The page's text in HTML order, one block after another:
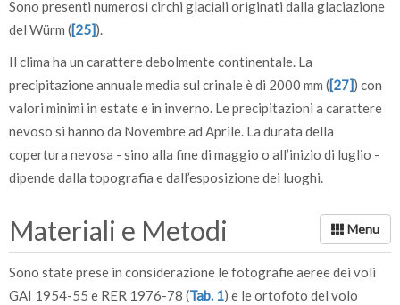
Sono presenti numerosi circhi glaciali originati dalla glaciazione
del Würm ([25]).
Il clima ha un carattere debolmente continentale. La
precipitazione annuale media sul crinale è di 2000 mm ([27]) con
valori minimi in estate e in inverno. Le precipitazioni a carattere
nevoso si hanno da Novembre ad Aprile. La durata della
copertura nevosa - sino alla fine di maggio o all’inizio di luglio -
dipende dalla topografia e dall’esposizione dei luoghi.
Materiali e Metodi
Sono state prese in considerazione le fotografie aeree dei voli
GAI 1954-55 e RER 1976-78 (Tab. 1) e le ortofoto del volo